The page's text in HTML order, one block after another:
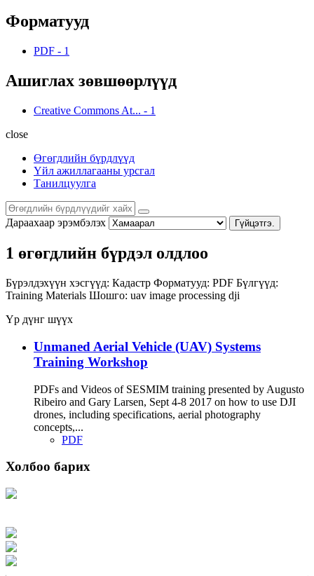
Форматууд
PDF - 1
Ашиглах зөвшөөрлүүд
Creative Commons At... - 1
close
Өгөгдлийн бүрдлүүд
Үйл ажиллагааны урсгал
Танилцуулга
Дараахаар эрэмбэлэх Гүйцэтгэ.
1 өгөгдлийн бүрдэл олдлоо
Бүрэлдэхүүн хэсгүүд: Кадастр Форматууд: PDF Бүлгүүд:
Training Materials Шошго: uav image processing dji
Үр дүнг шүүх
Unmaned Aerial Vehicle (UAV) Systems
Training Workshop
PDFs and Videos of SESMIM training presented by Augusto
Ribeiro and Gary Larsen, Sept 4-8 2017 on how to use DJI
drones, including specifications, aerial photography
concepts,...
PDF
Холбоо барих